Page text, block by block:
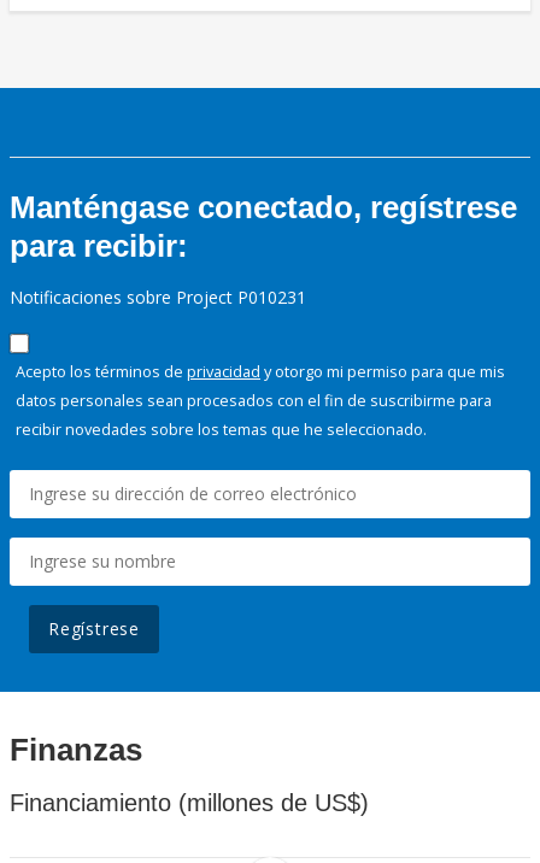
Manténgase conectado, regístrese
para recibir:
Notificaciones sobre Project P010231
Acepto los términos de privacidad y otorgo mi permiso para que mis
datos personales sean procesados con el fin de suscribirme para
recibir novedades sobre los temas que he seleccionado.
Regístrese
Finanzas
Financiamiento (millones de US$)